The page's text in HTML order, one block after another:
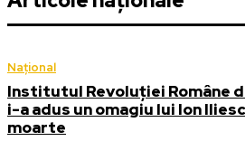
Național
Institutul Revoluției Române
i-a adus un omagiu lui Ion
moarte